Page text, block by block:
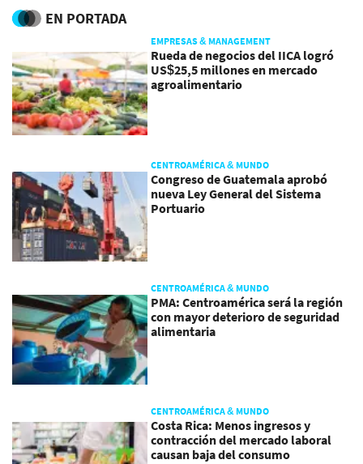
EN PORTADA
EMPRESAS & MANAGEMENT
Rueda de negocios del IICA logró
US$25,5 millones en mercado
agroalimentario
CENTROAMÉRICA & MUNDO
Congreso de Guatemala aprobó
nueva Ley General del Sistema
Portuario
CENTROAMÉRICA & MUNDO
PMA: Centroamérica será la región
con mayor deterioro de seguridad
alimentaria
CENTROAMÉRICA & MUNDO
Costa Rica: Menos ingresos y
contracción del mercado laboral
causan baja del consumo